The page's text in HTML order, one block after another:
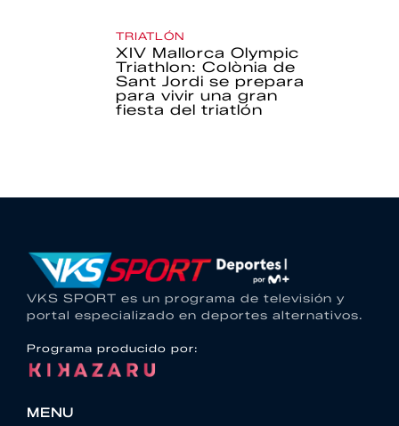
TRIATLÓN
XIV Mallorca Olympic
Triathlon: Colònia de
Sant Jordi se prepara
para vivir una gran
fiesta del triatlón
VKS SPORT es un programa de televisión y
portal especializado en deportes alternativos.
Programa producido por:
MENU